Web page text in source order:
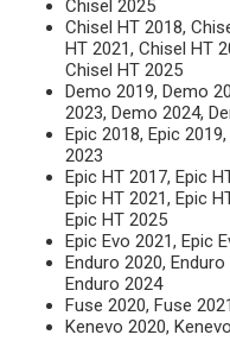
Chisel 2025
Chisel HT 2018,
HT 2021, Chisel HT
Chisel HT 2025
Demo 2019, Demo
2023, Demo 2024,
Epic 2018, Epic
2023
Epic HT 2017, Epic
Epic HT 2021, Epic
Epic HT 2025
Epic Evo 2021, Epic
Enduro 2020,
Enduro 2024
Fuse 2020, Fuse 2021
Kenevo 2020,